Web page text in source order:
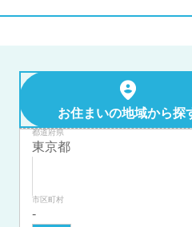
お住まいの地域から探
都道府県
市区町村